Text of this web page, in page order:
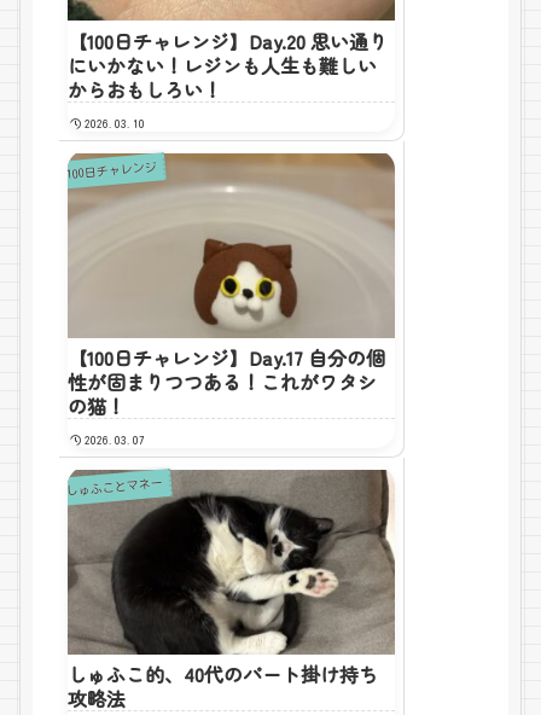
【100日チャレンジ】Day.20 思い通り
にいかない！レジンも人生も難しい
からおもしろい！
2026.03.10
100日チャレンジ
【100日チャレンジ】Day.17 自分の個
性が固まりつつある！これがワタシ
の猫！
2026.03.07
しゅふことマネー
しゅふこ的、40代のパート掛け持ち
攻略法